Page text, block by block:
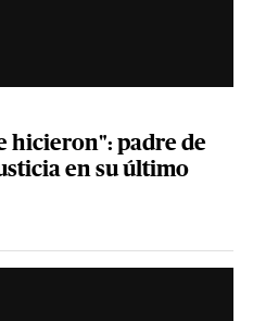
hicieron": padre de
en su último